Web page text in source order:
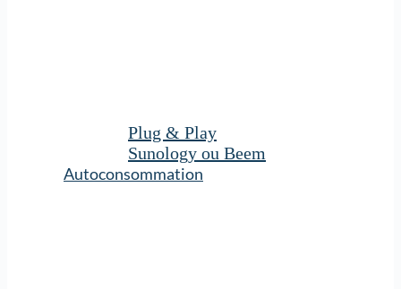
Plug & Play
Sunology ou Beem
Autoconsommation